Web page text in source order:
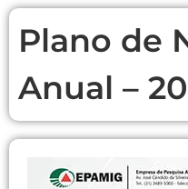
Plano de
Anual –